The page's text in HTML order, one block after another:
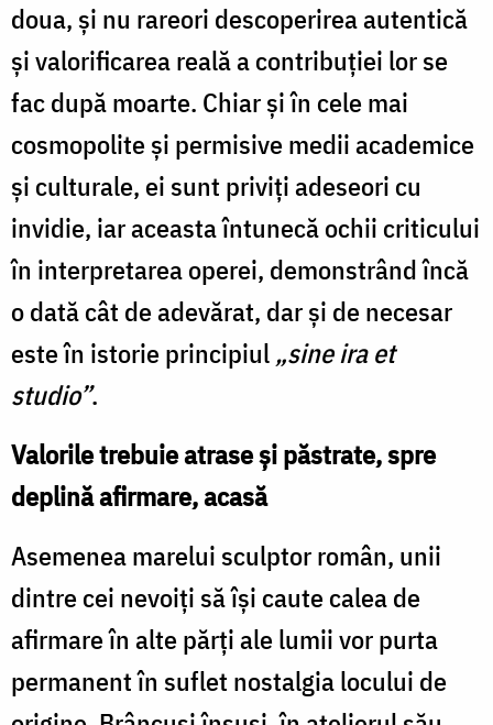
doua, şi nu rareori descoperirea autentică
şi valorificarea reală a contribuţiei lor se
fac după moarte. Chiar şi în cele mai
cosmopolite şi permisive medii academice
şi culturale, ei sunt priviţi adeseori cu
invidie, iar aceasta întunecă ochii criticului
în interpretarea operei, demonstrând încă
o dată cât de adevărat, dar şi de necesar
este în istorie principiul „sine ira et
studio”.
Valorile trebuie atrase şi păstrate, spre
deplină afirmare, acasă
Asemenea marelui sculptor român, unii
dintre cei nevoiţi să îşi caute calea de
afirmare în alte părţi ale lumii vor purta
permanent în suflet nostalgia locului de